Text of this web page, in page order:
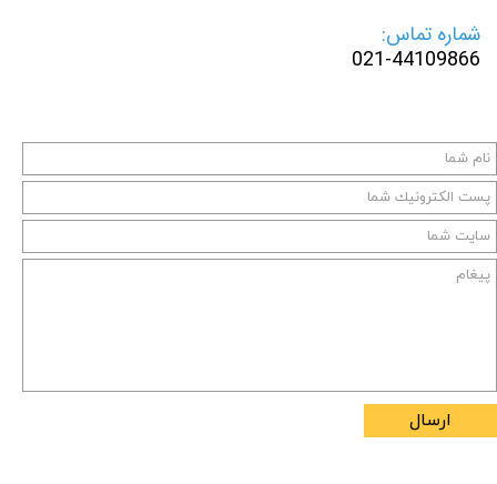
شماره تماس:
021-44109866
ارسال